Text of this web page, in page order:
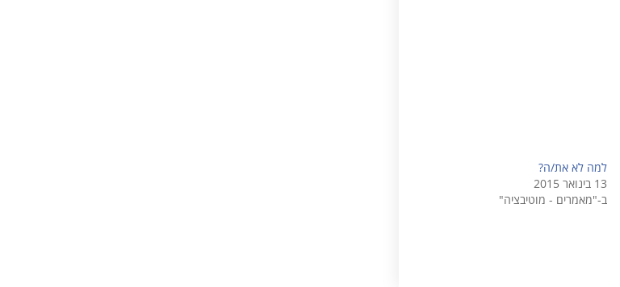
למה לא את/ה?
13 בינואר 2015
ב-"מאמרים - מוטיבציה"